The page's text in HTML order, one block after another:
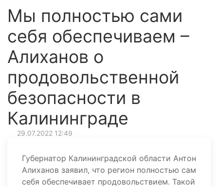
Мы полностью сами
себя обеспечиваем –
Алиханов о
продовольственной
безопасности в
Калининграде
29.07.2022 12:49
Губернатор Калининградской области Антон
Алиханов заявил, что регион полностью сам
себя обеспечивает продовольствием. Такой